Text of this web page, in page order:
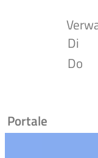
Di
Do
Portale